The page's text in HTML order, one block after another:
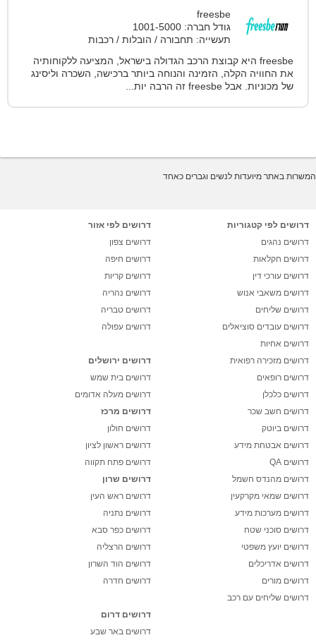
freesbe
גודל חברה: 1001-5000
תעשייה: תחבורה / הובלות / רכבות
freesbe היא קבוצת הרכב הגדולה בישראל, המציעה ללקוחותיה
את החוויה הקלה, הזמינה והנוחה ביותר ברכישה, השכרה וליסינג
של מכוניות. אבל freesbe זה הרבה יות...
המשרות באתר מיועדות לנשים וגברים כאחד
דרושים לפי קטגוריות
דרושים נהגים
דרושים חקלאות
דרושים עורכי דין
דרושים משאבי אנוש
דרושים שליחים
דרושים עובדים סוציאלים
דרושים אחיות
דרושים מזכירה רפואית
דרושים רופאים
דרושים כלכלן
דרושים חשב שכר
דרושים ביוטק
דרושים אבטחת מידע
דרושים QA
דרושים מהנדס חשמל
דרושים שמאי מקרקעין
דרושים מערכות מידע
דרושים סוכני שטח
דרושים יועץ משפטי
דרושים אדריכלים
דרושים מורים
דרושים שליחים עם רכב
דרושים לפי אזור
דרושים צפון
דרושים חיפה
דרושים קריות
דרושים נהריה
דרושים טבריה
דרושים עפולה
דרושים ירושלים
דרושים בית שמש
דרושים מעלה אדומים
דרושים מרכז
דרושים חולון
דרושים ראשון לציון
דרושים פתח תקווה
דרושים שרון
דרושים ראש העין
דרושים נתניה
דרושים כפר סבא
דרושים הרצליה
דרושים הוד השרון
דרושים חדרה
דרושים דרום
דרושים באר שבע